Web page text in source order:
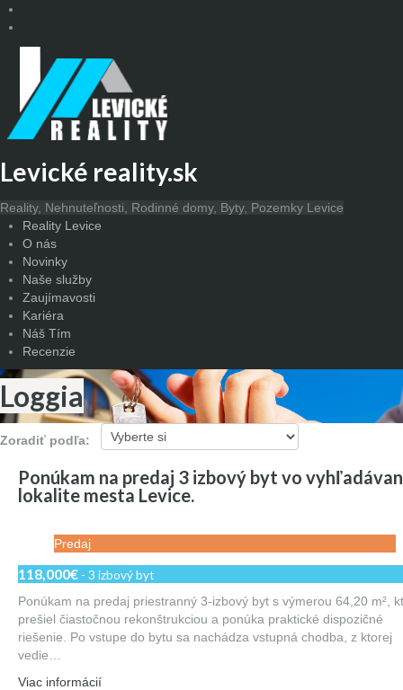
Levické reality.sk
Reality, Nehnuteľnosti, Rodinné domy, Byty, Pozemky Levice
Reality Levice
O nás
Novinky
Naše služby
Zaujímavosti
Kariéra
Náš Tím
Recenzie
Loggia
Zoradiť podľa:
Ponúkam na predaj 3 izbový byt vo
lokalite mesta Levice.
Predaj
118,000€ - 3 izbový byt
Ponúkam na predaj priestranný 3-izbový byt s výmerou 64,20 m²,
prešiel čiastočnou rekonštrukciou a ponúka praktické dispozičné
riešenie. Po vstupe do bytu sa nachádza vstupná chodba, z ktorej
vedie…
Viac informácií